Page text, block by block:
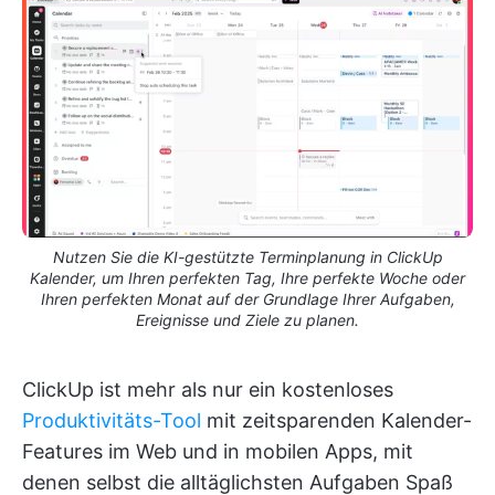
Nutzen Sie die KI-gestützte Terminplanung in ClickUp
Kalender, um Ihren perfekten Tag, Ihre perfekte Woche oder
Ihren perfekten Monat auf der Grundlage Ihrer Aufgaben,
Ereignisse und Ziele zu planen.
ClickUp ist mehr als nur ein kostenloses
Produktivitäts-Tool mit zeitsparenden Kalender-
Features im Web und in mobilen Apps, mit
denen selbst die alltäglichsten Aufgaben Spaß